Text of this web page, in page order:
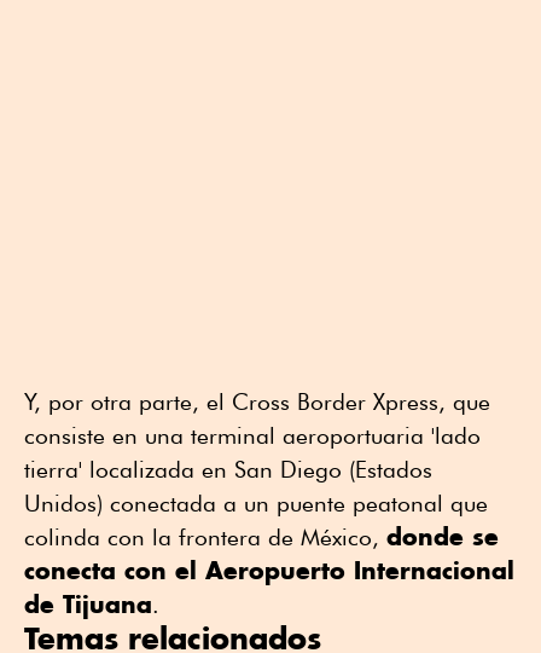
Y, por otra parte, el Cross Border Xpress, que
consiste en una terminal aeroportuaria 'lado
tierra' localizada en San Diego (Estados
Unidos) conectada a un puente peatonal que
colinda con la frontera de México, donde se
conecta con el Aeropuerto Internacional
de Tijuana.
Temas relacionados